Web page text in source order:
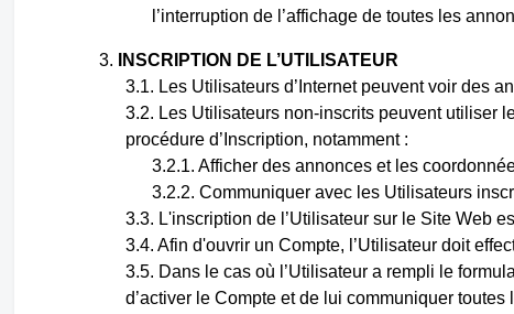
l’interruption de l’affichage de toutes les
INSCRIPTION DE L’UTILISATEUR
Les Utilisateurs d’Internet peuvent voir des
Les Utilisateurs non-inscrits peuvent utiliser
procédure d’Inscription, notamment :
Afficher des annonces et les
Communiquer avec les Utilisateurs
L'inscription de l’Utilisateur sur le Site Web
Afin d'ouvrir un Compte, l’Utilisateur doit
Dans le cas où l’Utilisateur a rempli le
d’activer le Compte et de lui communiquer